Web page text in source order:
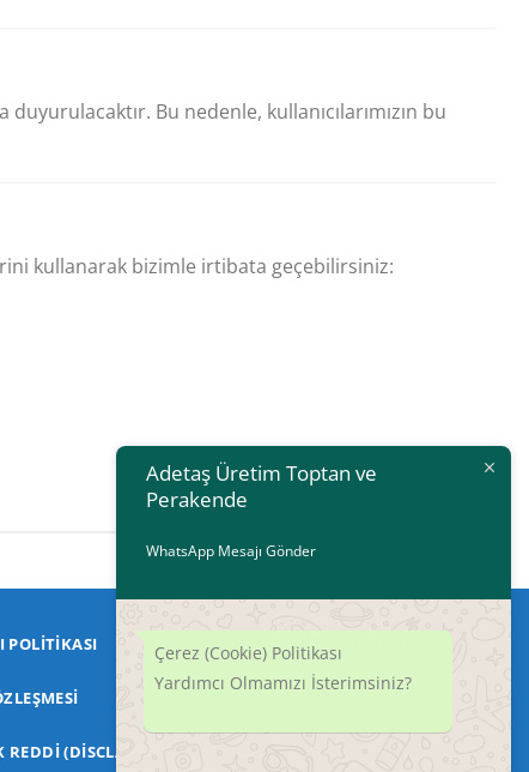
Bu nedenle, kullanıcılarımızın bu
kullanarak bizimle irtibata geçebilirsiniz:
POLITIKASI
(DISCLAIMER)
Bizi Takip Edin
Facebook
Instagram
Adetaş Üretim Toptan ve
Perakende
WhatsApp Mesajı Gönder
Çerez (Cookie) Politikası
Yardımcı Olmamızı İsterimsiniz?